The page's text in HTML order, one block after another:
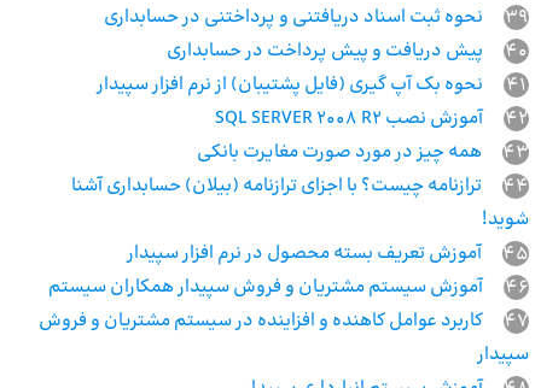
39
نحوه ثبت‌ اسناد دریافتنی و پرداختنی در حسابداری
40
پیش دریافت و پیش پرداخت در حسابداری
41
نحوه بک آپ گیری (فایل پشتیبان) از نرم افزار سپیدار
42
آموزش نصب SQL SERVER 2008 R2
43
همه چیز در مورد صورت مغایرت بانکی
44
ترازنامه چیست؟ با اجزای ترازنامه (بیلان) حسابداری آشنا
شوید!
45
آموزش تعریف بسته محصول در نرم افزار سپیدار
46
آموزش سیستم مشتریان و فروش سپیدار همکاران سیستم
47
کاربرد عوامل کاهنده و افزاینده در سیستم مشتریان و فروش
سپیدار